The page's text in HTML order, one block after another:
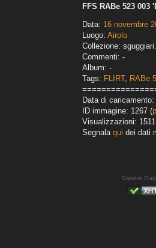
FFS RABe 523 003
Data: 16 novembre
Luogo: Airolo
Collezione:
Commenti: -
Album: -
Tags: FLIRT, RABe
Data di caricamento:
ID immagine: 1267 (
Visualizzazioni: 1511
Segnala qui dei dati
Sandro